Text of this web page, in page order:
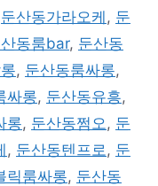
둔산동가라오케 , 둔
동룸bar, 둔산동
, 둔산동룸싸롱,
싸롱, 둔산동유흥,
롱, 둔산동쩜오 , 둔
, 둔산동텐프로 , 둔
릭룸싸롱, 둔산동